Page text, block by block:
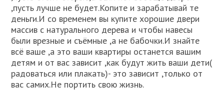
,пусть лучше не будет.Копите и зарабатывай те
деньги.И со временем вы купите хорошие двери
массив с натурального дерева и чтобы навесы
были врезные и съёмные ,а не бабочки.И знайте
всё ваше ,а это ваши квартиры останется вашим
детям и от вас зависит ,как будут жить ваши дети(
радоваться или плакать)- это зависит ,только от
вас самих.Не портить свою жизнь.